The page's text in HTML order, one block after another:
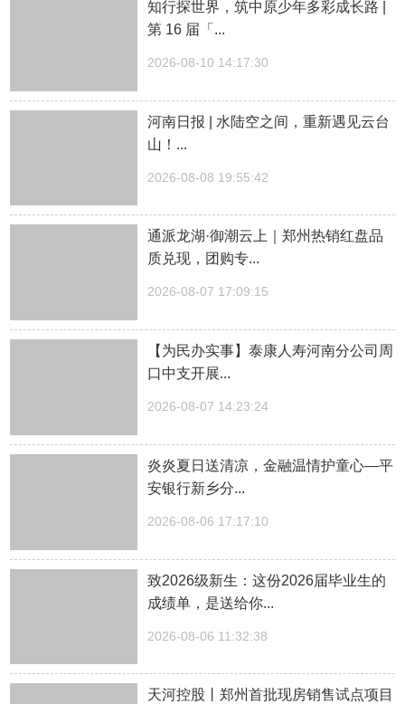
知行探世界，筑中原少年多彩成长路 |
第 16 届「...
2026-08-10 14:17:30
河南日报 | 水陆空之间，重新遇见云台
山！...
2026-08-08 19:55:42
通派龙湖·御潮云上｜郑州热销红盘品
质兑现，团购专...
2026-08-07 17:09:15
【为民办实事】泰康人寿河南分公司周
口中支开展...
2026-08-07 14:23:24
炎炎夏日送清凉，金融温情护童心—平
安银行新乡分...
2026-08-06 17:17:10
致2026级新生：这份2026届毕业生的
成绩单，是送给你...
2026-08-06 11:32:38
天河控股丨郑州首批现房销售试点项目